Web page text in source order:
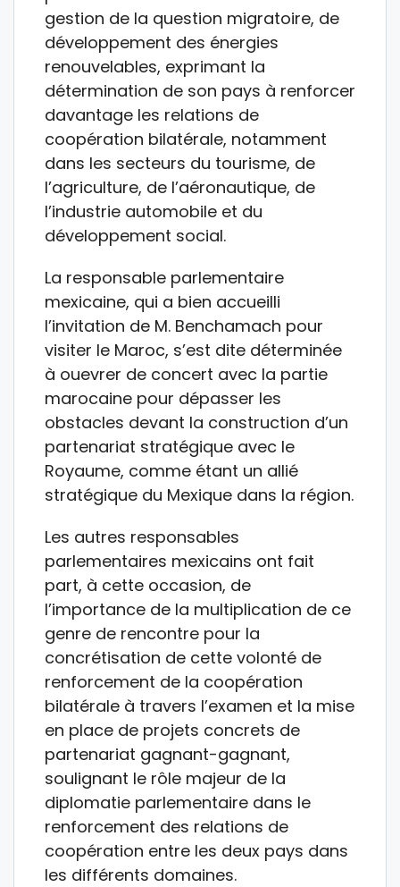
gestion de la question migratoire, de
développement des énergies
renouvelables, exprimant la
détermination de son pays à renforcer
davantage les relations de
coopération bilatérale, notamment
dans les secteurs du tourisme, de
l’agriculture, de l’aéronautique, de
l’industrie automobile et du
développement social.
La responsable parlementaire
mexicaine, qui a bien accueilli
l’invitation de M. Benchamach pour
visiter le Maroc, s’est dite déterminée
à ouevrer de concert avec la partie
marocaine pour dépasser les
obstacles devant la construction d’un
partenariat stratégique avec le
Royaume, comme étant un allié
stratégique du Mexique dans la région.
Les autres responsables
parlementaires mexicains ont fait
part, à cette occasion, de
l’importance de la multiplication de ce
genre de rencontre pour la
concrétisation de cette volonté de
renforcement de la coopération
bilatérale à travers l’examen et la mise
en place de projets concrets de
partenariat gagnant-gagnant,
soulignant le rôle majeur de la
diplomatie parlementaire dans le
renforcement des relations de
coopération entre les deux pays dans
les différents domaines.